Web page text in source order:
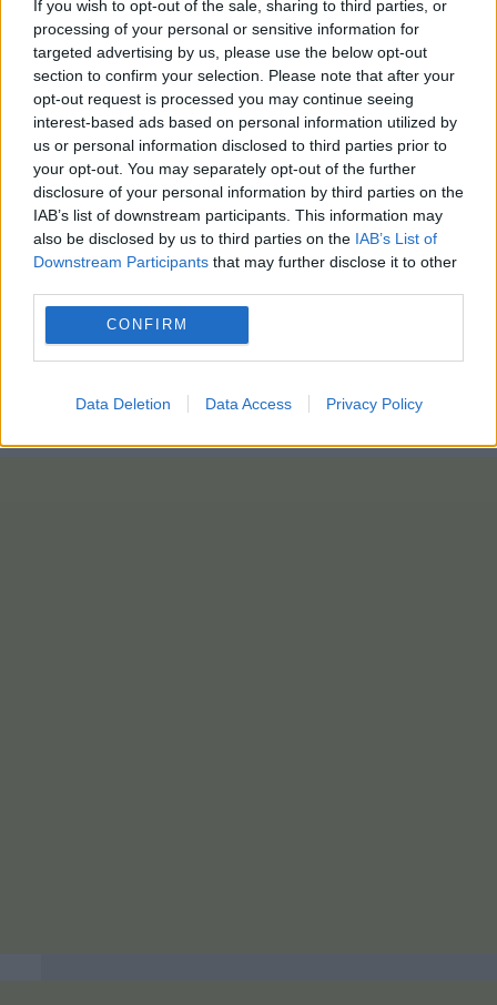
If you wish to opt-out of the sale, sharing to third parties, or
processing of your personal or sensitive information for
targeted advertising by us, please use the below opt-out
section to confirm your selection. Please note that after your
opt-out request is processed you may continue seeing
interest-based ads based on personal information utilized by
us or personal information disclosed to third parties prior to
your opt-out. You may separately opt-out of the further
disclosure of your personal information by third parties on the
IAB’s list of downstream participants. This information may
also be disclosed by us to third parties on the IAB’s List of
Downstream Participants that may further disclose it to other
CONFIRM
Data Deletion Data Access Privacy Policy
επίπεδο «συγκρίσιμο με επαγγελματίες παίκτες»
και κανένας τους δεν πιάστηκε. Η συμμετοχή στον
διαγωνισμό ήταν δωρεάν. Όλα τα έξοδα
καλύφθηκαν από το εμπορικό κέντρο.
🇨🇳 Over 2,000 people in China joined a
challenge where they had to finish a bowl of
food in a fake classroom without getting
caught by “teachers” within 10 minutes.
practice.pic.twitter.com/metAcjprHa
— Mario Nawfal (@MarioNawfal)May 28, 2026
photo: pixabay